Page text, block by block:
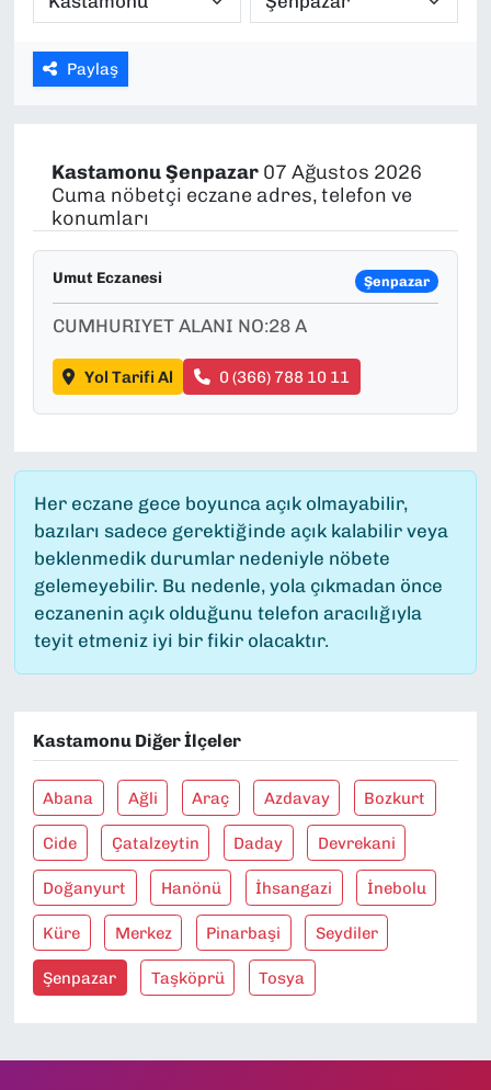
Paylaş
KastamonuŞenpazar07 Ağustos 2026
Cuma nöbetçi eczane adres, telefon ve
konumları
Umut Eczanesi Şenpazar
CUMHURIYET ALANI NO:28 A
Yol Tarifi Al 0 (366) 788 10 11
Her eczane gece boyunca açık olmayabilir,
bazıları sadece gerektiğinde açık kalabilir veya
beklenmedik durumlar nedeniyle nöbete
gelemeyebilir. Bu nedenle, yola çıkmadan önce
eczanenin açık olduğunu telefon aracılığıyla
teyit etmeniz iyi bir fikir olacaktır.
Kastamonu Diğer İlçeler
Abana Ağli Araç Azdavay Bozkurt
Cide Çatalzeytin Daday Devrekani
Doğanyurt Hanönü İhsangazi İnebolu
Küre Merkez Pinarbaşi Seydiler
Şenpazar Taşköprü Tosya
YAŞAM